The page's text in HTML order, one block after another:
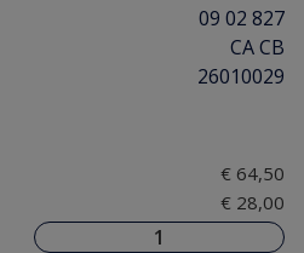
09 02 827
CA CB
26010029
€ 64,50
€ 28,00